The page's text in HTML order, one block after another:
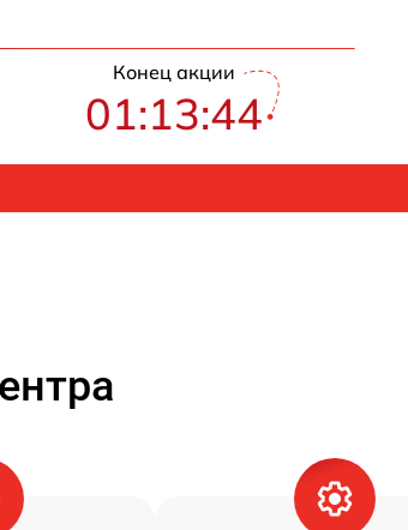
Конец акции
01:13:43